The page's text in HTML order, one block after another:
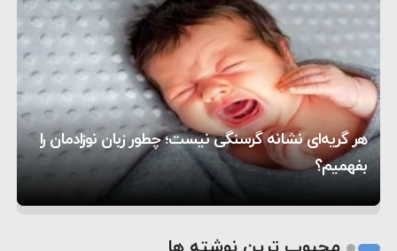
سپاه: دو نفتکش متخلف مورد اصابت قرار گرفته و
متوقف شدند
۱۲:۵۹
ترامپ مدعی توافق تاریخی برای خلع سلاح کامل
حماس شد
۸:۵۷
اعتراض عراقچی به همتای بلغارستانی به دلیل کمک
به آمریکا در حملات به ایران
۱۶:۱۹
کشورهایی که به متجاوزان کمک می کنند پاسخ
سختی خواهند گرفت
۱۰:۱۵
سنتکام پایان تجاوز جدید به ایران را اعلام کرد
۶:۰۵
هر گریه‌ای نشانه گرسنگی نیست؛ چطور زبان نوزادمان را
بفهمیم؟
تغذیه پدر می‌تواند بر سلامت نوزاد تأثیر بگذارد
روی دیگر زندگی
2